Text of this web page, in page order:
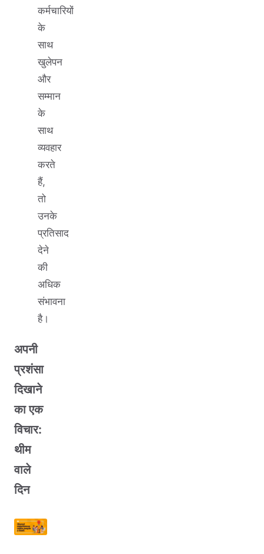
कर्मचारियों
के
साथ
खुलेपन
और
सम्मान
के
साथ
व्यवहार
करते
हैं,
तो
उनके
प्रतिसाद
देने
की
अधिक
संभावना
है।
अपनी
प्रशंसा
दिखाने
का एक
विचार:
थीम
वाले
दिन